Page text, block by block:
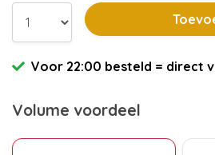
Voor 22:00 besteld = direct
Volume voordeel